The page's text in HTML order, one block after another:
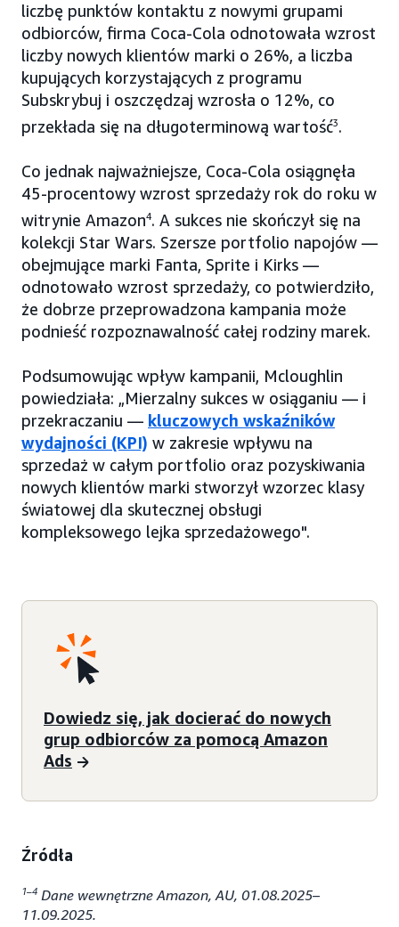
liczbę punktów kontaktu z nowymi grupami
odbiorców, firma Coca-Cola odnotowała wzrost
liczby nowych klientów marki o 26%, a liczba
kupujących korzystających z programu
Subskrybuj i oszczędzaj wzrosła o 12%, co
przekłada się na długoterminową wartość3.
Co jednak najważniejsze, Coca-Cola osiągnęła
45-procentowy wzrost sprzedaży rok do roku w
witrynie Amazon4. A sukces nie skończył się na
kolekcji Star Wars. Szersze portfolio napojów —
obejmujące marki Fanta, Sprite i Kirks —
odnotowało wzrost sprzedaży, co potwierdziło,
że dobrze przeprowadzona kampania może
podnieść rozpoznawalność całej rodziny marek.
Podsumowując wpływ kampanii, Mcloughlin
powiedziała: „Mierzalny sukces w osiąganiu — i
przekraczaniu — kluczowych wskaźników
wydajności (KPI) w zakresie wpływu na
sprzedaż w całym portfolio oraz pozyskiwania
nowych klientów marki stworzył wzorzec klasy
światowej dla skutecznej obsługi
kompleksowego lejka sprzedażowego".
Dowiedz się, jak docierać do nowych
grup odbiorców za pomocą Amazon
Ads
Źródła
1–4 Dane wewnętrzne Amazon, AU, 01.08.2025–
11.09.2025.